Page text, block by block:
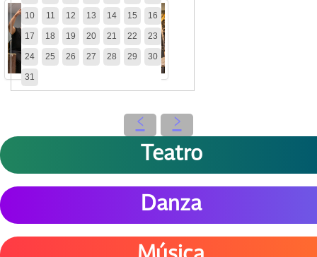
‹ ›
10 11 12 13 14 15 16
17 18 19 20 21 22 23
24 25 26 27 28 29 30
31
Teatro
Danza